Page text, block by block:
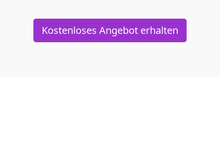
Kostenloses Angebot erhalten